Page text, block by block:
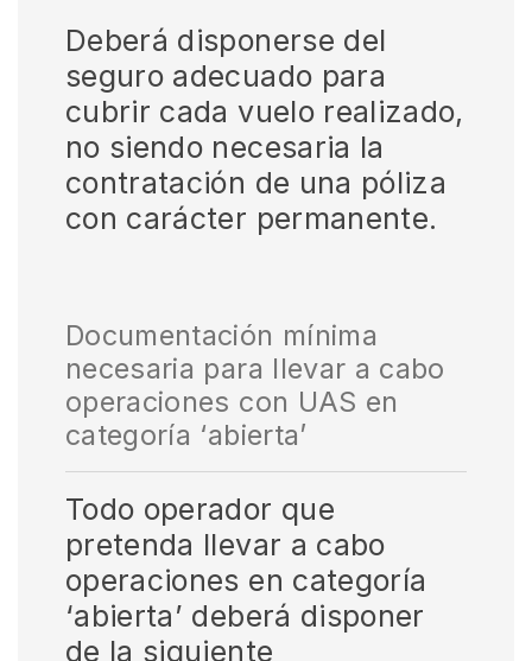
Deberá disponerse del
seguro adecuado para
cubrir cada vuelo realizado,
no siendo necesaria la
contratación de una póliza
con carácter permanente.
Documentación mínima
necesaria para llevar a cabo
operaciones con UAS en
categoría ‘abierta’
Todo operador que
pretenda llevar a cabo
operaciones en categoría
‘abierta’ deberá disponer
de la siguiente